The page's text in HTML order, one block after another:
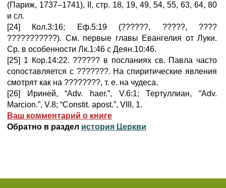
(Париж, 1737–1741), II, стр. 18, 19, 49, 54, 55, 63, 64, 80
и сл.
[24] Кол.3:16; Еф.5:19 (??????, ?????, ????
???????????). См. первые главы Евангелия от Луки.
Ср. в особенности Лк.1:46 с Деян.10:46.
[25] 1 Кор.14:22. ?????? в посланиях св. Павла часто
сопоставляется с ???????. На спиритические явления
смотрят как на ????????, т. е. на чудеса.
[26] Ириней, “Adv. haer.”, V.6:1; Тертуллиан, “Adv.
Marcion.”, V.8; “Constit. apost.”, VIII, 1.
Ваш комментарий о книге
Обратно в раздел история Церкви